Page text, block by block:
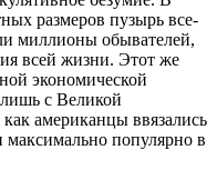
размеров пузырь все-
миллионы обывателей,
всей жизни. Этот же
экономической
с Великой
американцы ввязались
популярно в